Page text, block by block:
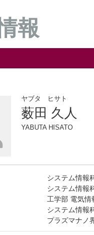
報
ヤブタ ヒサト
薮田 久人
YABUTA HISATO
システム情報
システム情報
工学部 電気情
システム情報
プラズマナノ